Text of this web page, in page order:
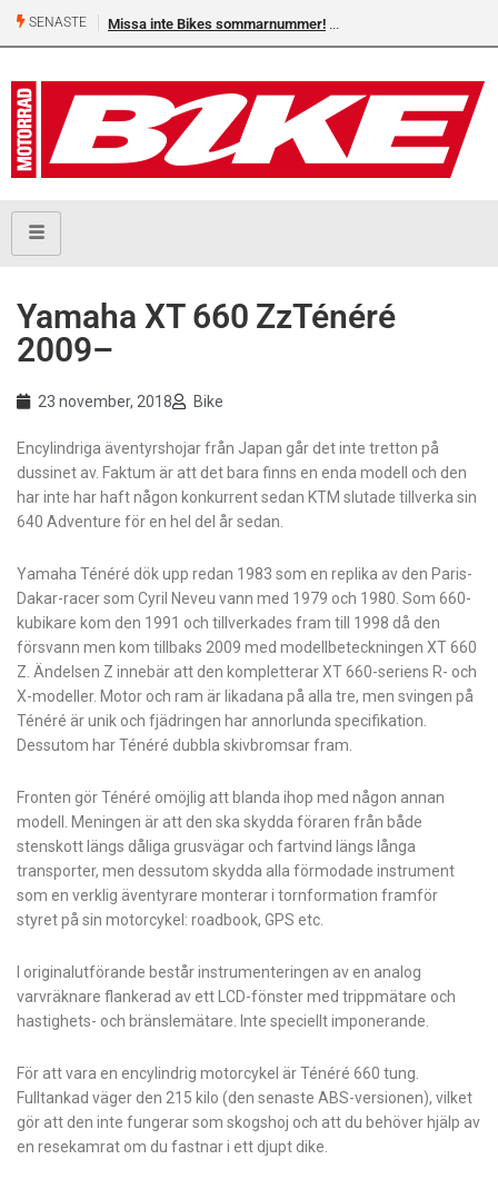
SENASTE Missa inte Bikes sommarnummer!
Yamaha XT 660 ZzTénéré
2009–
23 november, 2018 Bike
Encylindriga äventyrshojar från Japan går det inte tretton på
dussinet av. Faktum är att det bara finns en enda modell och den
har inte har haft någon konkurrent sedan KTM slutade tillverka sin
640 Adventure för en hel del år sedan.
Yamaha Ténéré dök upp redan 1983 som en replika av den Paris-
Dakar-racer som Cyril Neveu vann med 1979 och 1980. Som 660-
kubikare kom den 1991 och tillverkades fram till 1998 då den
försvann men kom tillbaks 2009 med modellbeteckningen XT 660
Z. Ändelsen Z innebär att den kompletterar XT 660-seriens R- och
X-modeller. Motor och ram är likadana på alla tre, men svingen på
Ténéré är unik och fjädringen har annorlunda specifikation.
Dessutom har ­Ténéré dubbla skivbromsar fram.
Fronten gör Ténéré omöjlig att blanda ihop med någon annan
modell. Meningen är att den ska skydda föraren från både
stenskott längs dåliga grusvägar och fartvind längs långa
transporter, men dessutom skydda alla förmodade instrument
som en verklig äventyrare monterar i tornformation framför
styret på sin motorcykel: roadbook, GPS etc.
I originalutförande består instrumenteringen av en analog
varvräknare flankerad av ett LCD-fönster med trippmätare och
hastighets- och bränslemätare. Inte speciellt imponerande.
För att vara en encylindrig motorcykel är Ténéré 660 tung.
Fulltankad väger den 215 kilo (den senaste ABS-versionen), vilket
gör att den inte fungerar som skogshoj och att du behöver hjälp av
en resekamrat om du fastnar i ett djupt dike.